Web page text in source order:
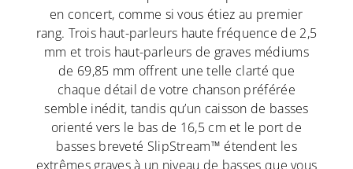
en concert, comme si vous étiez au premier
rang. Trois haut-parleurs haute fréquence de 2,5
mm et trois haut-parleurs de graves médiums
de 69,85 mm offrent une telle clarté que
chaque détail de votre chanson préférée
semble inédit, tandis qu’un caisson de basses
orienté vers le bas de 16,5 cm et le port de
basses breveté SlipStream™ étendent les
extrêmes graves à un niveau de basses que vous